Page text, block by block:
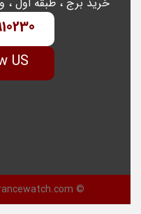
US
© All rights reserved for florancewatch.com